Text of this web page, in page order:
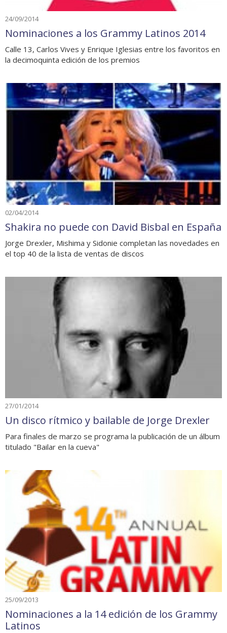
24/09/2014
Nominaciones a los Grammy Latinos 2014
Calle 13, Carlos Vives y Enrique Iglesias entre los favoritos en
la decimoquinta edición de los premios
02/04/2014
Shakira no puede con David Bisbal en España
Jorge Drexler, Mishima y Sidonie completan las novedades en
el top 40 de la lista de ventas de discos
27/01/2014
Un disco rítmico y bailable de Jorge Drexler
Para finales de marzo se programa la publicación de un álbum
titulado "Bailar en la cueva"
25/09/2013
Nominaciones a la 14 edición de los Grammy
Latinos